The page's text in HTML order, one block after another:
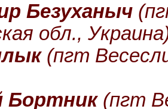
Безуханыч
обл.,
(пгт
Бортник(пгт